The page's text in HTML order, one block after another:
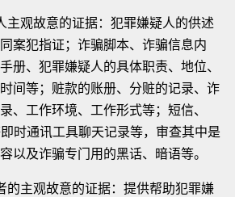
主观故意的证据：犯罪嫌疑人的供述
案犯指证；诈骗脚本、诈骗信息内
册、犯罪嫌疑人的具体职责、地位、
间等；赃款的账册、分赃的记录、诈
、工作环境、工作形式等；短信、
时通讯工具聊天记录等，审查其中是
以及诈骗专门用的黑话、暗语等。
的主观故意的证据：提供帮助犯罪嫌